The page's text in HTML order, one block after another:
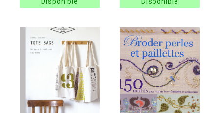
REELLE 36 A 42